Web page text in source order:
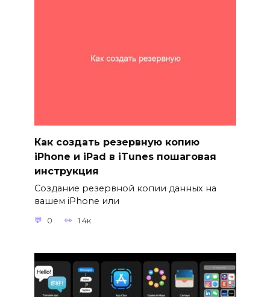
Как создать резервную копию
iPhone и iPad в iTunes пошаговая
инструкция
Создание резервной копии данных на
вашем iPhone или
0 1.4к.